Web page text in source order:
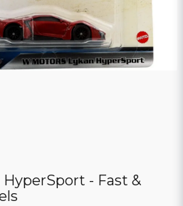
- Fast &